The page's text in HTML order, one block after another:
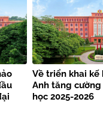
Về triển khai kế
Anh tăng cường
học 2025-2026